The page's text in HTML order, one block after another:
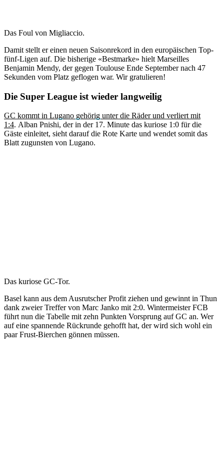
Das Foul von Migliaccio.
Damit stellt er einen neuen Saisonrekord in den europäischen Top-
fünf-Ligen auf. Die bisherige «Bestmarke» hielt Marseilles
Benjamin Mendy, der gegen Toulouse Ende September nach 47
Sekunden vom Platz geflogen war. Wir gratulieren!
Die Super League ist wieder langweilig
GC kommt in Lugano gehörig unter die Räder und verliert mit
1:4. Alban Pnishi, der in der 17. Minute das kuriose 1:0 für die
Gäste einleitet, sieht darauf die Rote Karte und wendet somit das
Blatt zugunsten von Lugano.
Das kuriose GC-Tor.
Basel kann aus dem Ausrutscher Profit ziehen und gewinnt in Thun
dank zweier Treffer von Marc Janko mit 2:0. Wintermeister FCB
führt nun die Tabelle mit zehn Punkten Vorsprung auf GC an. Wer
auf eine spannende Rückrunde gehofft hat, der wird sich wohl ein
paar Frust-Bierchen gönnen müssen.